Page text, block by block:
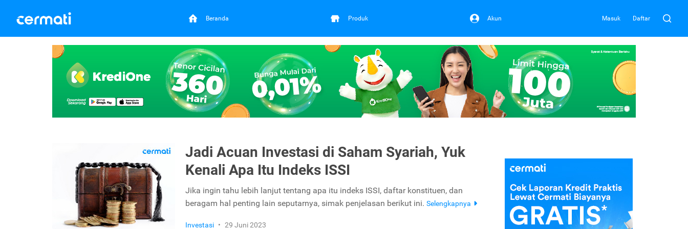
Beranda Produk Akun Masuk Daftar
Jadi Acuan Investasi di Saham Syariah, Yuk
Kenali Apa Itu Indeks ISSI
Jika ingin tahu lebih lanjut tentang apa itu indeks ISSI, daftar konstituen, dan
beragam hal penting lain seputarnya, simak penjelasan berikut ini. Selengkapnya
Investasi • 29 Juni 2023